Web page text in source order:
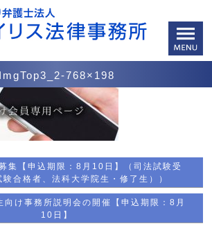
ImgTop3_2-768×198
集【申込期限：8月10日】（司法試験受
合格者、法科大学院生・修了生））
向け事務所説明会の開催【申込期限：8月
10日】